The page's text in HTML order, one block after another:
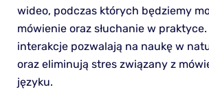
wideo, podczas których będziemy
mówienie oraz słuchanie w praktyce.
interakcje pozwalają na naukę w
oraz eliminują stres związany z
języku.